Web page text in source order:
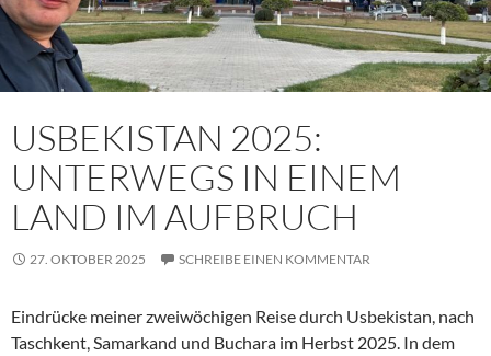
USBEKISTAN 2025:
UNTERWEGS IN EINEM
LAND IM AUFBRUCH
27. OKTOBER 2025 SCHREIBE EINEN KOMMENTAR
Eindrücke meiner zweiwöchigen Reise durch Usbekistan, nach
Taschkent, Samarkand und Buchara im Herbst 2025. In dem